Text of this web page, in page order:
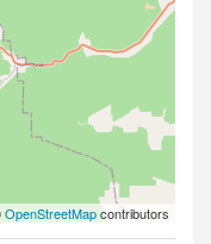
OpenStreetMapcontributors